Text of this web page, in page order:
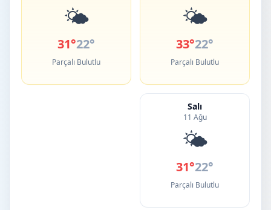
🌤️
31°22°
Parçalı Bulutlu
🌤️
33°22°
Parçalı Bulutlu
Salı
11 Ağu
🌤️
31°22°
Parçalı Bulutlu